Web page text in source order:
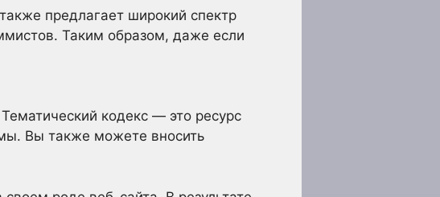
предлагает широкий спектр
Таким образом, даже если
кодекс — это ресурс
Вы также можете вносить